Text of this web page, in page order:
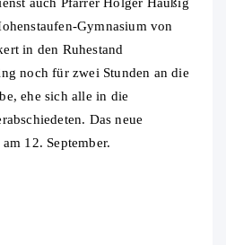
auch Pfarrer Holger Haußig
Gymnasium von
in den Ruhestand
noch für zwei Stunden an die
ehe sich alle in die
Das neue
12. September.